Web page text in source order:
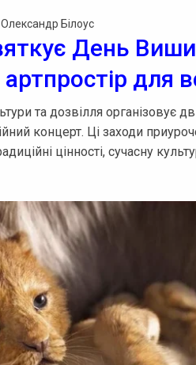
Олександр Білоус
День
для
та дозвілля організовує
концерт. Ці заходи
цінності, сучасну